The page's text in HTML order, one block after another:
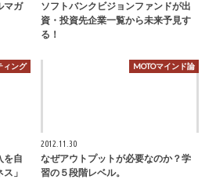
マガ
ソフトバンクビジョンファンドが出
資・投資先企業一覧から未来予見す
る！
ィング
を自
」
MOTOマインド論
2012.11.30
なぜアウトプットが必要なのか？学
習の５段階レベル。